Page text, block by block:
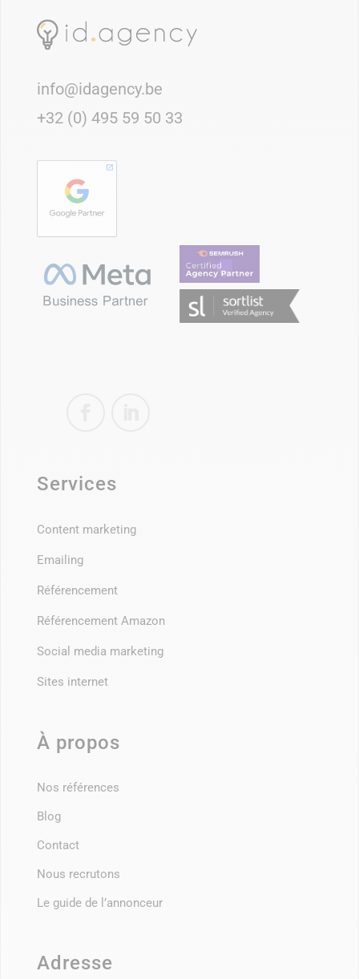
info@idagency.be
+32 (0) 495 59 50 33
Services
Content marketing
Emailing
Référencement
Référencement Amazon
Social media marketing
Sites internet
À propos
Nos références
Blog
Contact
Nous recrutons
Le guide de l’annonceur
Adresse